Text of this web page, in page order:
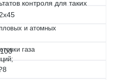
контроля для таких
и атомных
газа